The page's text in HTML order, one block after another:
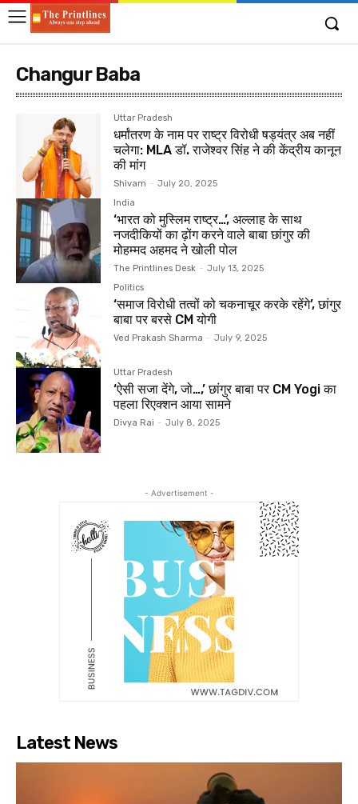
Changur Baba
Uttar Pradesh
धर्मांतरण के नाम पर राष्ट्र विरोधी षड्यंत्र अब नहीं
चलेगा: MLA डॉ. राजेश्वर सिंह ने की केंद्रीय कानून
की मांग
Shivam - July 20, 2025
India
‘भारत को मुस्लिम राष्ट्र…’, अल्लाह के साथ
नजदीकियों का ढ़ोंग करने वाले बाबा छांगुर की
मोहम्मद अहमद ने खोली पोल
The Printlines Desk - July 13, 2025
Politics
‘समाज विरोधी तत्वों को चकनाचूर करके रहेंगे’, छांगुर
बाबा पर बरसे CM योगी
Ved Prakash Sharma - July 9, 2025
Uttar Pradesh
‘ऐसी सजा देंगे, जो…,’ छांगुर बाबा पर CM Yogi का
पहला रिएक्शन आया सामने
Divya Rai - July 8, 2025
- Advertisement -
Latest News